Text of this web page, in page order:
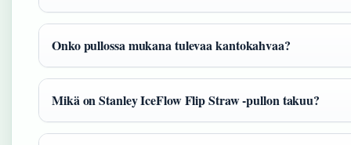
Onko pullossa mukana tulevaa kantokahvaa?
Mikä on Stanley IceFlow Flip Straw -pullon takuu?